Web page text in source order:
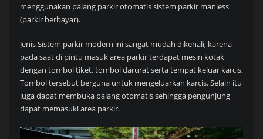
menggunakan palang parkir otomatis sistem parkir manless
(parkir berbayar).
Jenis Sistem parkir modern ini sangat mudah dikenali, karena
pada saat di pintu masuk area parkir terdapat mesin kotak
dengan tombol tiket, tombol darurat serta tempat keluar karcis.
Tombol tersebut berguna untuk mengeluarkan karcis. Selain itu
juga dapat membuka palang otomatis sehingga pengunjung
dapat memasuki area parkir.